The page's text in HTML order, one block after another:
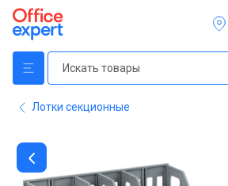
Лотки секционные